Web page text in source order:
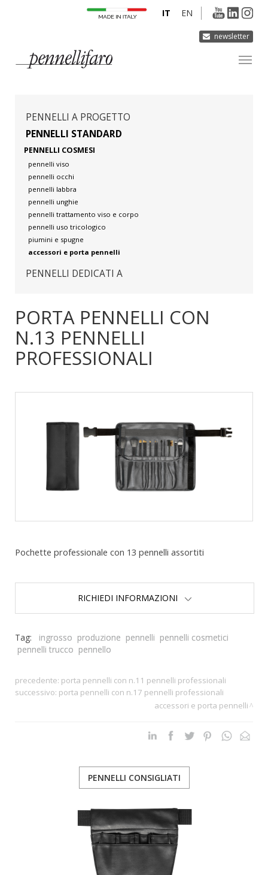
newsletter
EN
IT
PRODOTTI
INNOVAZIONE
DERMOCURA
MEDIA
CONTATTI
PENNELLI A PROGETTO
PENNELLI STANDARD
PENNELLI COSMESI
pennelli viso
pennelli occhi
pennelli labbra
pennelli unghie
pennelli trattamento viso e corpo
pennelli uso tricologico
piumini e spugne
accessori e porta pennelli
PENNELLI DEDICATI A
PORTA PENNELLI CON
N.13 PENNELLI
PROFESSIONALI
Pochette professionale con 13 pennelli assortiti
RICHIEDI INFORMAZIONI
Tag: ingrosso produzione pennelli pennelli cosmetici
pennelli trucco pennello
precedente: porta pennelli con n.11 pennelli professionali
successivo: porta pennelli con n.17 pennelli professionali
accessori e porta pennelli
PENNELLI CONSIGLIATI